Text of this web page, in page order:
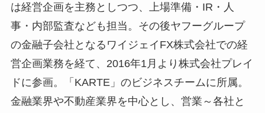
は経営企画を主務としつつ、上場準備・IR・人
事・内部監査なども担当。その後ヤフーグループ
の金融子会社となるワイジェイFX株式会社での経
営企画業務を経て、2016年1月より株式会社プレイ
ドに参画。「KARTE」のビジネスチームに所属。
金融業界や不動産業界を中心とし、営業～各社と